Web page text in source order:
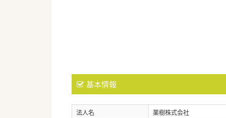
基本情報
法人名
薬樹株式会社